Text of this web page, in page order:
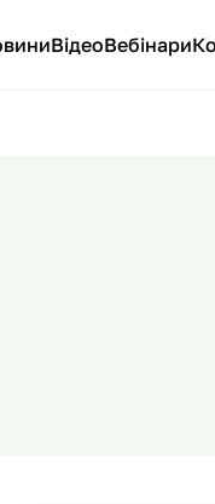
ВідеоВебінари